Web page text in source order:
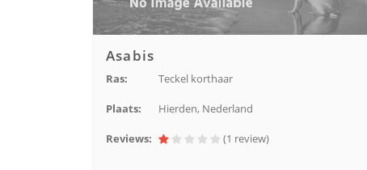
Asabis
Ras: Teckel korthaar
Plaats: Hierden, Nederland
Reviews: (1 review)